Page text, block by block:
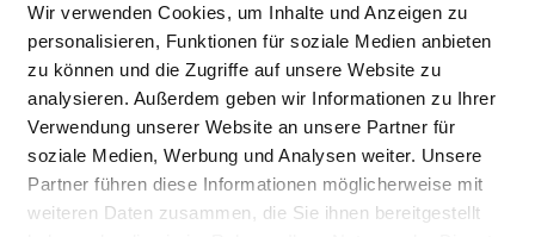
Wir verwenden Cookies, um Inhalte und Anzeigen zu
personalisieren, Funktionen für soziale Medien anbieten
zu können und die Zugriffe auf unsere Website zu
analysieren. Außerdem geben wir Informationen zu Ihrer
Verwendung unserer Website an unsere Partner für
soziale Medien, Werbung und Analysen weiter. Unsere
Partner führen diese Informationen möglicherweise mit
weiteren Daten zusammen, die Sie ihnen bereitgestellt
HERZSCHRITTMACHER: ERNEUTER
EINGRIFF, AUSTAUSCH ODER ENTFERNEN
DES HERZSCHRITTMACHERS (HSMDEF-HSM-
REV)
DEFIBRILLATOR (SCHOCKGEBER) ZUR